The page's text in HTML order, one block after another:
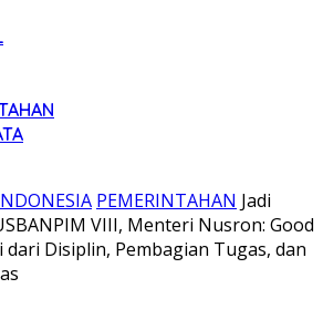
PEMERINTAHAN Jadi
VIII, Menteri Nusron: Good
dari Disiplin, Pembagian Tugas, dan